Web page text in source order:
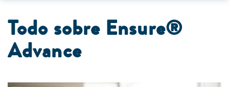
Todo sobre Ensure®
Advance